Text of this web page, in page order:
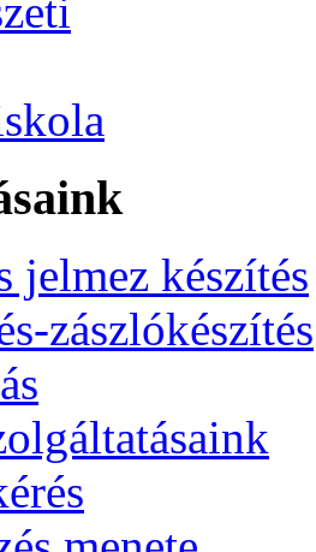
jelmez készítés
zászlókészítés